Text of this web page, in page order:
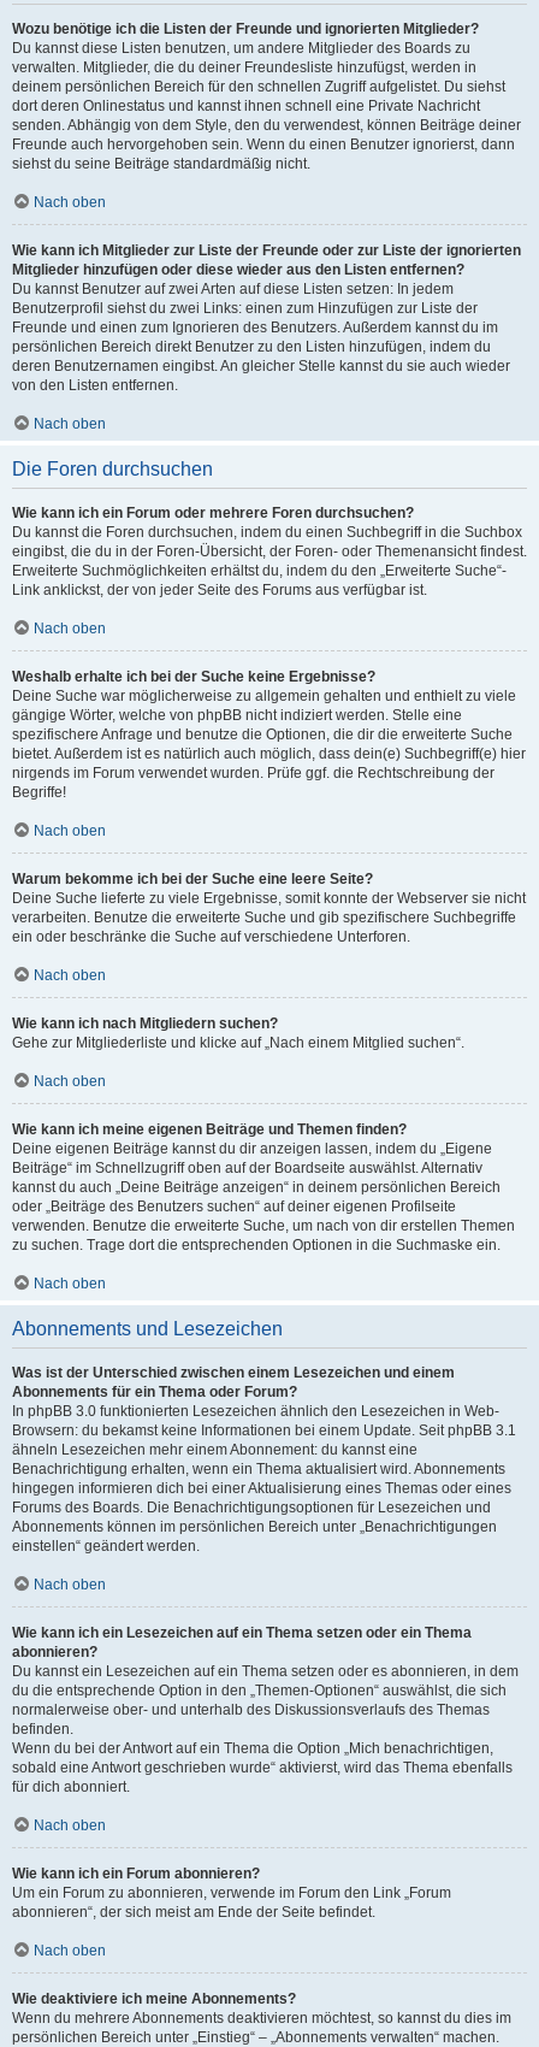
Wozu benötige ich die Listen der Freunde und ignorierten Mitglieder?
Du kannst diese Listen benutzen, um andere Mitglieder des Boards zu
verwalten. Mitglieder, die du deiner Freundesliste hinzufügst, werden in
deinem persönlichen Bereich für den schnellen Zugriff aufgelistet. Du siehst
dort deren Onlinestatus und kannst ihnen schnell eine Private Nachricht
senden. Abhängig von dem Style, den du verwendest, können Beiträge deiner
Freunde auch hervorgehoben sein. Wenn du einen Benutzer ignorierst, dann
siehst du seine Beiträge standardmäßig nicht.
Nach oben
Wie kann ich Mitglieder zur Liste der Freunde oder zur Liste der ignorierten
Mitglieder hinzufügen oder diese wieder aus den Listen entfernen?
Du kannst Benutzer auf zwei Arten auf diese Listen setzen: In jedem
Benutzerprofil siehst du zwei Links: einen zum Hinzufügen zur Liste der
Freunde und einen zum Ignorieren des Benutzers. Außerdem kannst du im
persönlichen Bereich direkt Benutzer zu den Listen hinzufügen, indem du
deren Benutzernamen eingibst. An gleicher Stelle kannst du sie auch wieder
von den Listen entfernen.
Nach oben
Die Foren durchsuchen
Wie kann ich ein Forum oder mehrere Foren durchsuchen?
Du kannst die Foren durchsuchen, indem du einen Suchbegriff in die Suchbox
eingibst, die du in der Foren-Übersicht, der Foren- oder Themenansicht findest.
Erweiterte Suchmöglichkeiten erhältst du, indem du den „Erweiterte Suche“-
Link anklickst, der von jeder Seite des Forums aus verfügbar ist.
Nach oben
Weshalb erhalte ich bei der Suche keine Ergebnisse?
Deine Suche war möglicherweise zu allgemein gehalten und enthielt zu viele
gängige Wörter, welche von phpBB nicht indiziert werden. Stelle eine
spezifischere Anfrage und benutze die Optionen, die dir die erweiterte Suche
bietet. Außerdem ist es natürlich auch möglich, dass dein(e) Suchbegriff(e) hier
nirgends im Forum verwendet wurden. Prüfe ggf. die Rechtschreibung der
Begriffe!
Nach oben
Warum bekomme ich bei der Suche eine leere Seite?
Deine Suche lieferte zu viele Ergebnisse, somit konnte der Webserver sie nicht
verarbeiten. Benutze die erweiterte Suche und gib spezifischere Suchbegriffe
ein oder beschränke die Suche auf verschiedene Unterforen.
Nach oben
Wie kann ich nach Mitgliedern suchen?
Gehe zur Mitgliederliste und klicke auf „Nach einem Mitglied suchen“.
Nach oben
Wie kann ich meine eigenen Beiträge und Themen finden?
Deine eigenen Beiträge kannst du dir anzeigen lassen, indem du „Eigene
Beiträge“ im Schnellzugriff oben auf der Boardseite auswählst. Alternativ
kannst du auch „Deine Beiträge anzeigen“ in deinem persönlichen Bereich
oder „Beiträge des Benutzers suchen“ auf deiner eigenen Profilseite
verwenden. Benutze die erweiterte Suche, um nach von dir erstellen Themen
zu suchen. Trage dort die entsprechenden Optionen in die Suchmaske ein.
Nach oben
Abonnements und Lesezeichen
Was ist der Unterschied zwischen einem Lesezeichen und einem
Abonnements für ein Thema oder Forum?
In phpBB 3.0 funktionierten Lesezeichen ähnlich den Lesezeichen in Web-
Browsern: du bekamst keine Informationen bei einem Update. Seit phpBB 3.1
ähneln Lesezeichen mehr einem Abonnement: du kannst eine
Benachrichtigung erhalten, wenn ein Thema aktualisiert wird. Abonnements
hingegen informieren dich bei einer Aktualisierung eines Themas oder eines
Forums des Boards. Die Benachrichtigungsoptionen für Lesezeichen und
Abonnements können im persönlichen Bereich unter „Benachrichtigungen
einstellen“ geändert werden.
Nach oben
Wie kann ich ein Lesezeichen auf ein Thema setzen oder ein Thema
abonnieren?
Du kannst ein Lesezeichen auf ein Thema setzen oder es abonnieren, in dem
du die entsprechende Option in den „Themen-Optionen“ auswählst, die sich
normalerweise ober- und unterhalb des Diskussionsverlaufs des Themas
befinden.
Wenn du bei der Antwort auf ein Thema die Option „Mich benachrichtigen,
sobald eine Antwort geschrieben wurde“ aktivierst, wird das Thema ebenfalls
für dich abonniert.
Nach oben
Wie kann ich ein Forum abonnieren?
Um ein Forum zu abonnieren, verwende im Forum den Link „Forum
abonnieren“, der sich meist am Ende der Seite befindet.
Nach oben
Wie deaktiviere ich meine Abonnements?
Wenn du mehrere Abonnements deaktivieren möchtest, so kannst du dies im
persönlichen Bereich unter „Einstieg“ – „Abonnements verwalten“ machen.